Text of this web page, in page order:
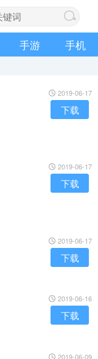
手游 手机
2019-06-17
下载
2019-06-17
下载
2019-06-17
下载
2019-06-16
下载
2019-06-09